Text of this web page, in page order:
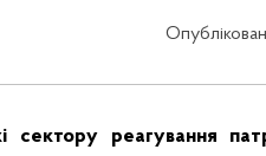
сектору реагування